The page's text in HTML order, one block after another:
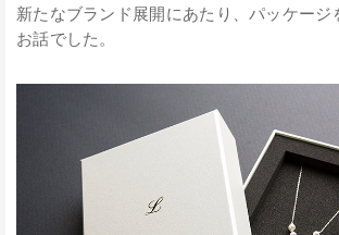
新たなブランド展開にあたり、パッケージ
お話でした。